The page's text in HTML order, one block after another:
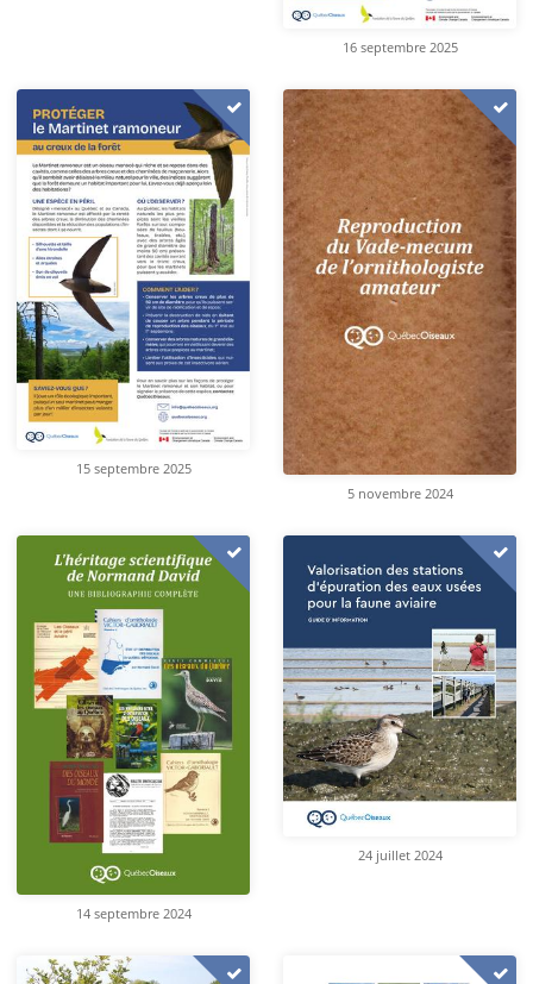
16 septembre 2025
15 septembre 2025
5 novembre 2024
14 septembre 2024
24 juillet 2024